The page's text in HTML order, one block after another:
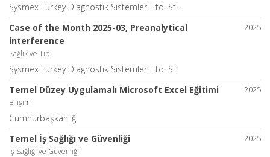
Sysmex Turkey Diagnostik Sistemleri Ltd. Sti.
2025
Case of the Month 2025-03, Preanalytical
interference
Sağlık ve Tıp
Sysmex Turkey Diagnostik Sistemleri Ltd. Sti
2025
Temel Düzey Uygulamalı Microsoft Excel Eğitimi
Bilişim
Cumhurbaşkanlığı
2025
Temel İş Sağlığı ve Güvenliği
İş Sağlığı ve Güvenliği